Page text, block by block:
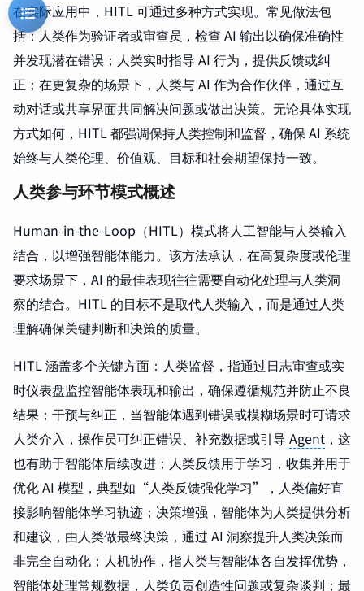
在实际应用中，HITL 可通过多种方式实现。常见做法包
括：人类作为验证者或审查员，检查 AI 输出以确保准确性
并发现潜在错误；人类实时指导 AI 行为，提供反馈或纠
正；在更复杂的场景下，人类与 AI 作为合作伙伴，通过互
动对话或共享界面共同解决问题或做出决策。无论具体实现
方式如何，HITL 都强调保持人类控制和监督，确保 AI 系统
始终与人类伦理、价值观、目标和社会期望保持一致。
人类参与环节模式概述
Human-in-the-Loop（HITL）模式将人工智能与人类输入
结合，以增强智能体能力。该方法承认，在高复杂度或伦理
要求场景下，AI 的最佳表现往往需要自动化处理与人类洞
察的结合。HITL 的目标不是取代人类输入，而是通过人类
理解确保关键判断和决策的质量。
HITL 涵盖多个关键方面：人类监督，指通过日志审查或实
时仪表盘监控智能体表现和输出，确保遵循规范并防止不良
结果；干预与纠正，当智能体遇到错误或模糊场景时可请求
人类介入，操作员可纠正错误、补充数据或引导 Agent ，这
也有助于智能体后续改进；人类反馈用于学习，收集并用于
优化 AI 模型，典型如“人类反馈强化学习”，人类偏好直
接影响智能体学习轨迹；决策增强，智能体为人类提供分析
和建议，由人类做最终决策，通过 AI 洞察提升人类决策而
非完全自动化；人机协作，指人类与智能体各自发挥优势，
智能体处理常规数据，人类负责创造性问题或复杂谈判；最